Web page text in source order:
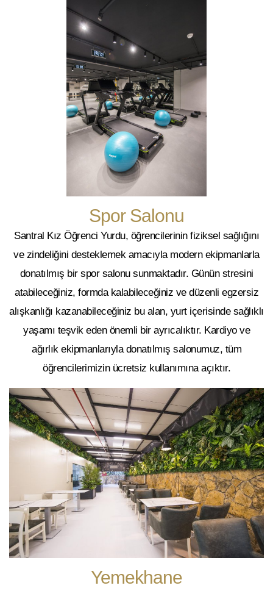
Spor Salonu
Santral Kız Öğrenci Yurdu, öğrencilerinin fiziksel sağlığını
ve zindeliğini desteklemek amacıyla modern ekipmanlarla
donatılmış bir spor salonusunmaktadır. Günün stresini
atabileceğiniz, formda kalabileceğiniz ve düzenli egzersiz
alışkanlığı kazanabileceğiniz bu alan, yurt içerisinde sağlıklı
yaşamı teşvik eden önemli bir ayrıcalıktır. Kardiyo ve
ağırlık ekipmanlarıyla donatılmış salonumuz, tüm
öğrencilerimizin ücretsiz kullanımına açıktır.
Yemekhane